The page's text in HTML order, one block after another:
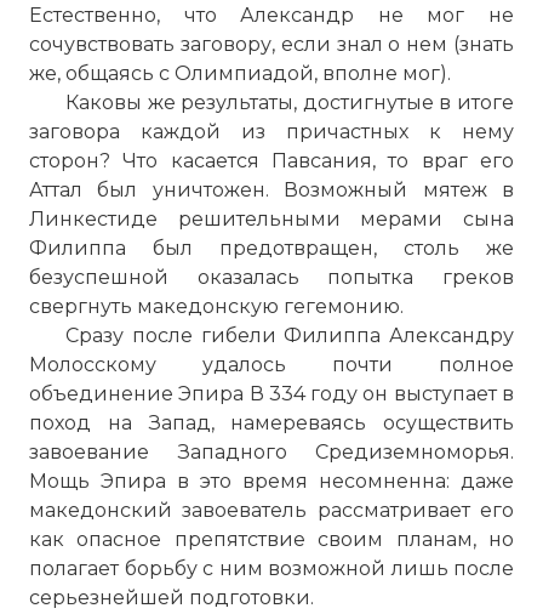
Естественно, что Александр не мог не
сочувствовать заговору, если знал о нем (знать
же, общаясь с Олимпиадой, вполне мог).
Каковы же результаты, достигнутые в итоге
заговора каждой из причастных к нему
сторон? Что касается Павсания, то враг его
Аттал был уничтожен. Возможный мятеж в
Линкестиде решительными мерами сына
Филиппа был предотвращен, столь же
безуспешной оказалась попытка греков
свергнуть македонскую гегемонию.
Сразу после гибели Филиппа Александру
Молосскому удалось почти полное
объединение Эпира В 334 году он выступает в
поход на Запад, намереваясь осуществить
завоевание Западного Средиземноморья.
Мощь Эпира в это время несомненна: даже
македонский завоеватель рассматривает его
как опасное препятствие своим планам, но
полагает борьбу с ним возможной лишь после
серьезнейшей подготовки.